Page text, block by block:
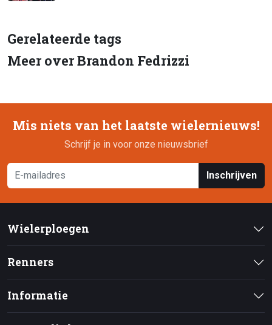
Gerelateerde tags
Meer over Brandon Fedrizzi
Mis niets van het laatste wielernieuws!
Schrijf je in voor onze nieuwsbrief
Inschrijven
Wielerploegen
Renners
Informatie